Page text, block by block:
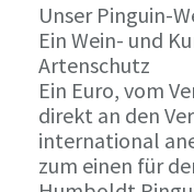
Unser Pinguin-
Ein Wein- und
Artenschutz
Ein Euro, vom
direkt an den
international
zum einen für